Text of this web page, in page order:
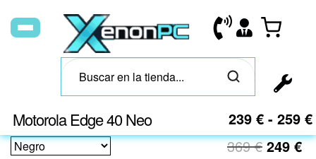
Motorola Edge 40 Neo 239 € - 259 €
369€ 249€